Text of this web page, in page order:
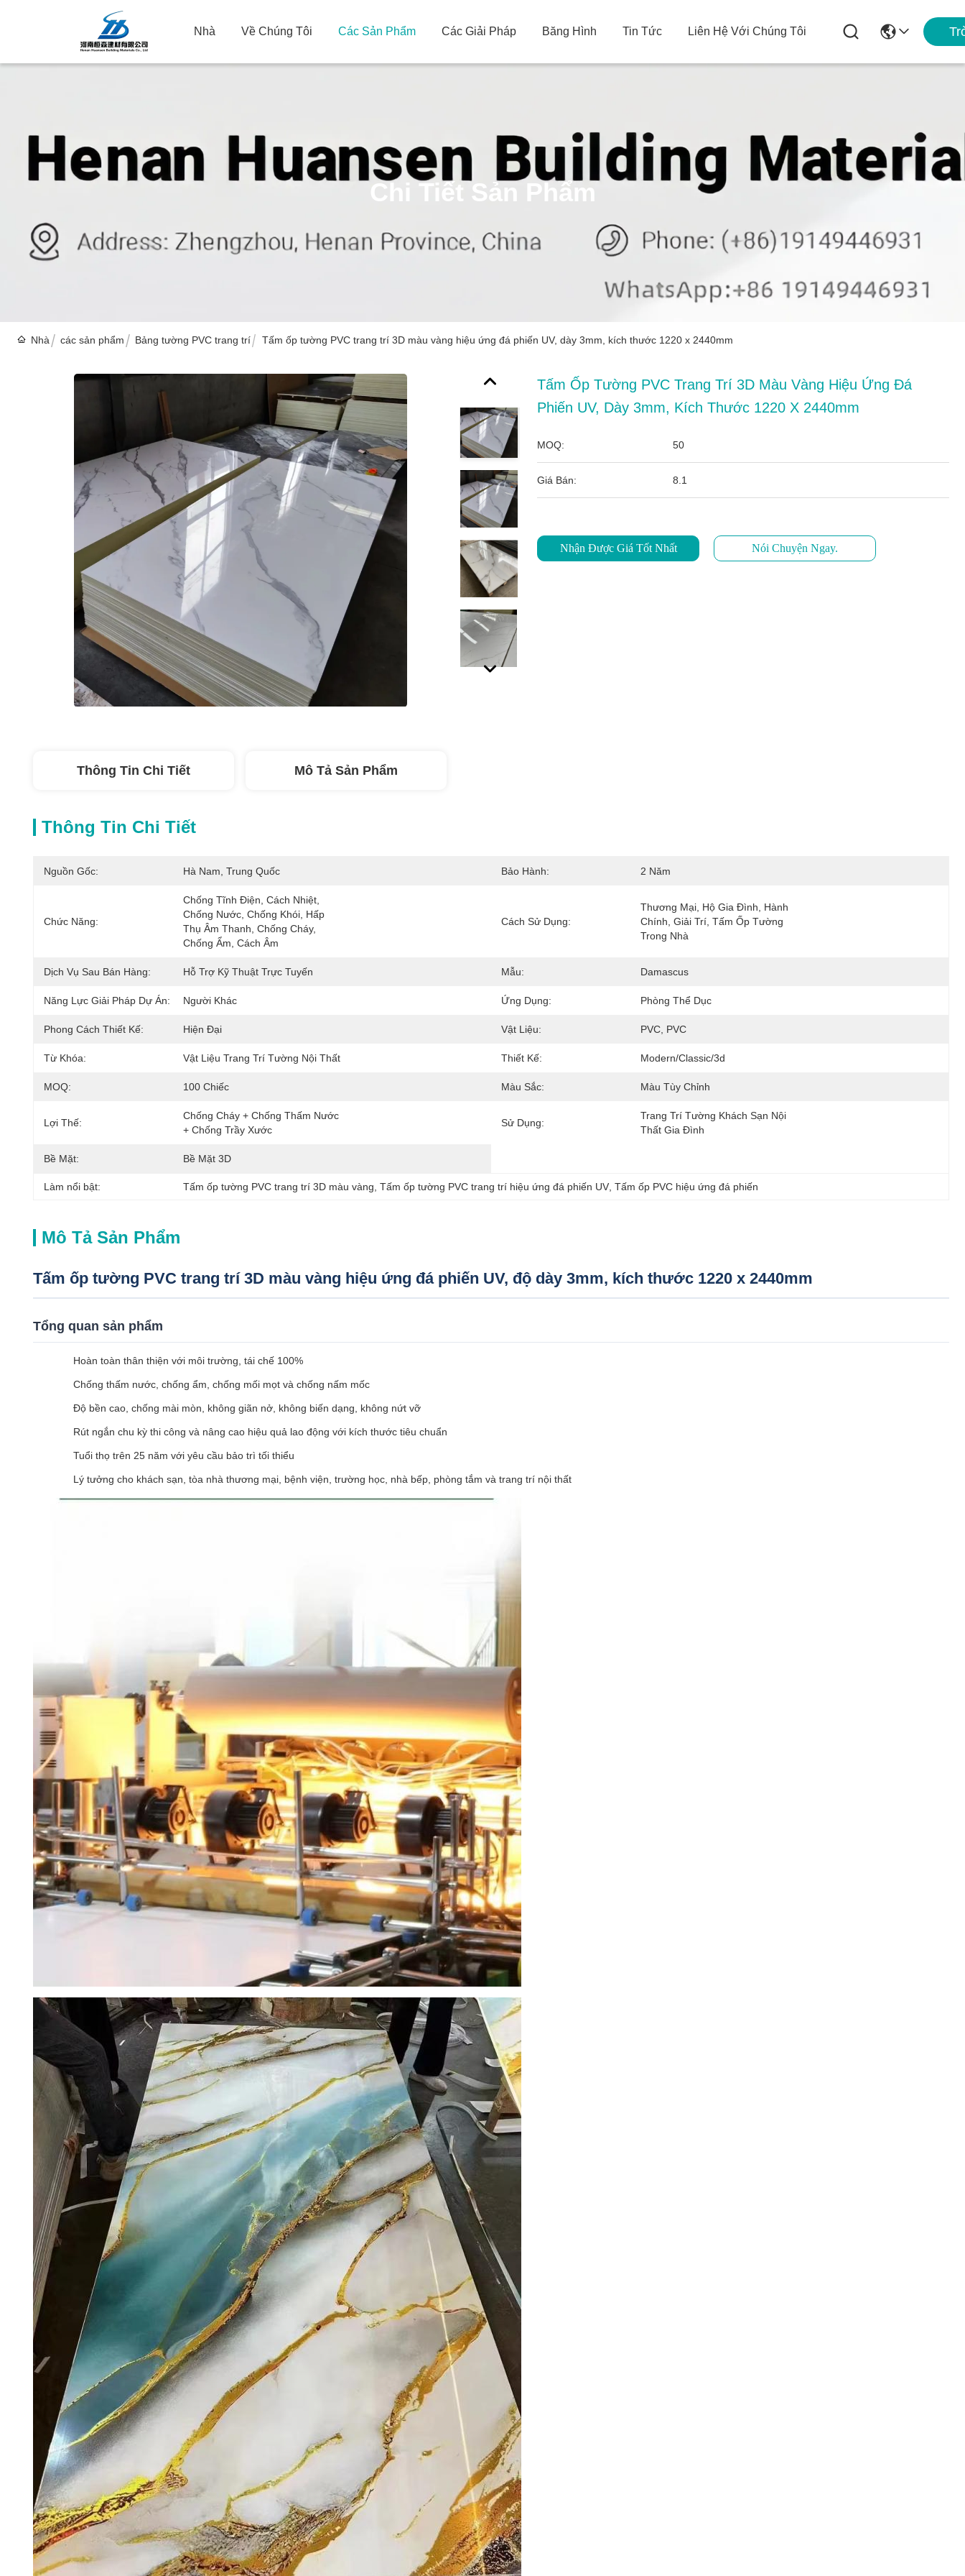
Nhà Về Chúng Tôi Các Sản Phẩm Các Giải Pháp Băng Hình Tin Tức Liên Hệ Với Chúng Tôi
Chi Tiết Sản Phẩm
Nhà các sản phẩm Bảng tường PVC trang trí Tấm ốp tường PVC trang trí 3D màu vàng hiệu ứng đá phiến UV, dày 3mm, kích thước 1220 x 2440mm
Tấm Ốp Tường PVC Trang Trí 3D Màu Vàng Hiệu Ứng Đá
Phiến UV, Dày 3mm, Kích Thước 1220 X 2440mm
MOQ: 50
Giá Bán: 8.1
Nhận Được Giá Tốt Nhất Nói Chuyện Ngay.
Thông Tin Chi Tiết Mô Tả Sản Phẩm
Thông Tin Chi Tiết
Nguồn Gốc: Hà Nam, Trung Quốc Bảo Hành: 2 Năm
Chức Năng:
Chống Tĩnh Điện, Cách Nhiệt,
Chống Nước, Chống Khói, Hấp
Thụ Âm Thanh, Chống Cháy,
Chống Ẩm, Cách Âm
Cách Sử Dụng:
Thương Mại, Hộ Gia Đình, Hành
Chính, Giải Trí, Tấm Ốp Tường
Trong Nhà
Dịch Vụ Sau Bán Hàng: Hỗ Trợ Kỹ Thuật Trực Tuyến Mẫu: Damascus
Năng Lực Giải Pháp Dự Án: Người Khác Ứng Dụng: Phòng Thể Dục
Phong Cách Thiết Kế: Hiện Đại Vật Liệu: PVC, PVC
Từ Khóa: Vật Liệu Trang Trí Tường Nội Thất Thiết Kế: Modern/Classic/3d
MOQ: 100 Chiếc Màu Sắc: Màu Tùy Chỉnh
Lợi Thế:
Chống Cháy + Chống Thấm Nước
+ Chống Trầy Xước
Sử Dụng:
Trang Trí Tường Khách Sạn Nội
Thất Gia Đình
Bề Mặt: Bề Mặt 3D
Làm nổi bật: Tấm ốp tường PVC trang trí 3D màu vàng Tấm ốp tường PVC trang trí hiệu ứng đá phiến UV Tấm ốp PVC hiệu ứng đá phiến
Mô Tả Sản Phẩm
Tấm ốp tường PVC trang trí 3D màu vàng hiệu ứng đá phiến UV, độ dày 3mm, kích thước 1220 x 2440mm
Tổng quan sản phẩm
Hoàn toàn thân thiện với môi trường, tái chế 100%
Chống thấm nước, chống ẩm, chống mối mọt và chống nấm mốc
Độ bền cao, chống mài mòn, không giãn nở, không biến dạng, không nứt vỡ
Rút ngắn chu kỳ thi công và nâng cao hiệu quả lao động với kích thước tiêu chuẩn
Tuổi thọ trên 25 năm với yêu cầu bảo trì tối thiểu
Lý tưởng cho khách sạn, tòa nhà thương mại, bệnh viện, trường học, nhà bếp, phòng tắm và trang trí nội thất